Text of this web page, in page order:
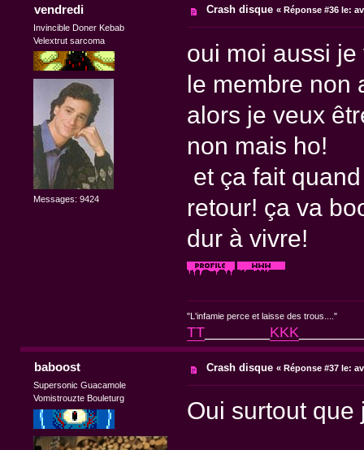
vendredi
Invincible Doner Kebab
Velextrut sarcoma
Messages: 9424
Crash disque « Réponse #36 le:
oui moi aussi
le membre non
alors je veux
non mais ho!
et ça fait
retour! ça va
dur à vivre!
"L'infamie perce et laisse des trous...."
TT________ KKK
baboost
Supersonic Guacamole
Vomistrouzte Bouleturg
Crash disque «Réponse #37 le:
Oui surtout que